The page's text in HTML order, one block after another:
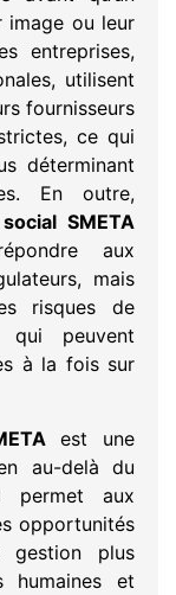
image ou leur
entreprises,
utilisent
fournisseurs
ce qui
déterminant
En outre,
SMETA
aux
mais
risques de
qui peuvent
à la fois sur
est une
au-delà du
permet aux
opportunités
gestion plus
humaines et